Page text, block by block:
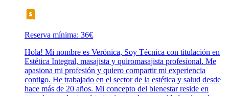
Reserva mínima: 36€
Hola! Mi nombre es Verónica, Soy Técnica con titulación en
Estética Integral, masajista y quiromasajista profesional. Me
apasiona mi profesión y quiero compartir mi experiencia
contigo. He trabajado en el sector de la estética y salud desde
hace más de 20 años. Mi concepto del bienestar reside en